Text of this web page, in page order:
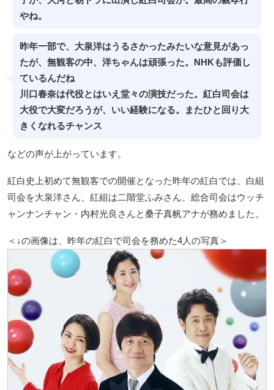
やね。
昨年一部で、大泉洋はうるさかったみたいな意見があっ
たが、無観客の中、洋ちゃんは頑張った。NHKも評価し
ているんだね
川口春奈は代役とはいえ堂々の演技だった。紅白司会は
大役で大変だろうが、いい経験になる。またひと回り大
きくなれるチャンス
などの声が上がっています。
紅白史上初めて無観客での開催となった昨年の紅白では、白組
司会を大泉洋さん、紅組は二階堂ふみさん、総合司会はウッチ
ャンナンチャン・内村光良さんと桑子真帆アナが務めました。
＜↓の画像は、昨年の紅白で司会を務めた4人の写真＞